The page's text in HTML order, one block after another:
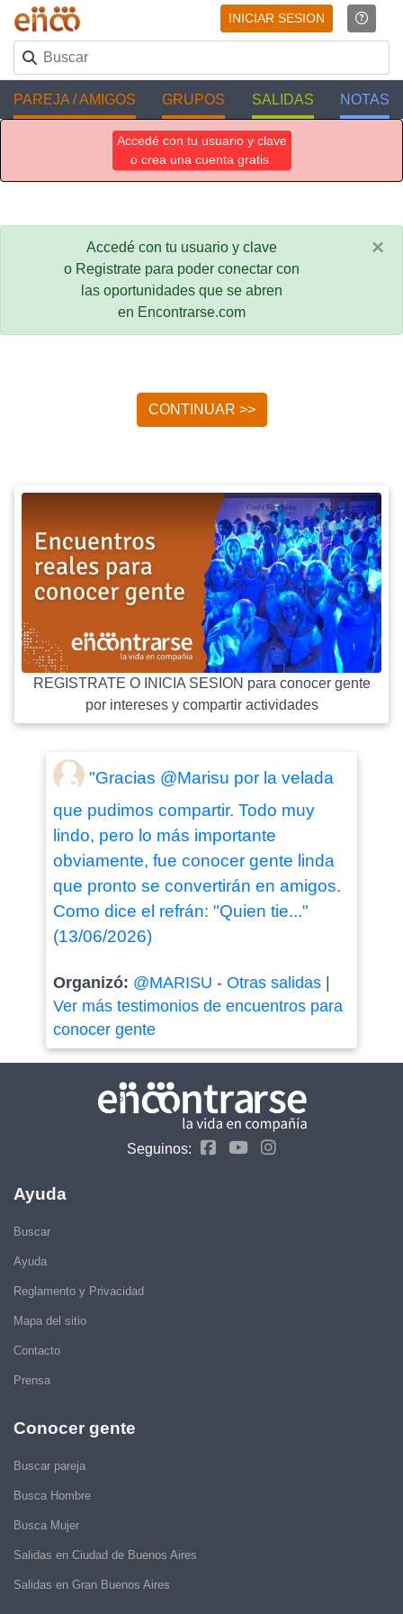
INICIAR SESION
PAREJA / AMIGOS GRUPOS SALIDAS NOTAS
Accedé con tu usuario y clave
o crea una cuenta gratis.
Accedé con tu usuario y clave
o Registrate para poder conectar con
las oportunidades que se abren
en Encontrarse.com
×
CONTINUAR >>
REGISTRATE O INICIA SESION para conocer gente
por intereses y compartir actividades
"Gracias @Marisu por la velada
que pudimos compartir. Todo muy
lindo, pero lo más importante
obviamente, fue conocer gente linda
que pronto se convertirán en amigos.
Como dice el refrán: "Quien tie..."
(13/06/2026)
Organizó: @MARISU - Otras salidas|
Ver más testimonios de encuentros para
conocer gente
Seguinos:
Ayuda
Buscar
Ayuda
Reglamento y Privacidad
Mapa del sitio
Contacto
Prensa
Conocer gente
Buscar pareja
Busca Hombre
Busca Mujer
Salidas en Ciudad de Buenos Aires
Salidas en Gran Buenos Aires